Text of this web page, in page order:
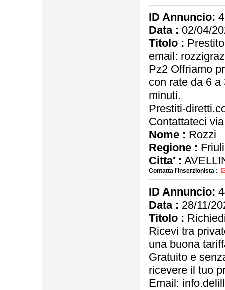
ID Annuncio:
Data : 02/04/
Titolo :
email:
Pz2 Offriamo
con rate da 6
minuti.
Prestiti-
Contattateci
Nome : Rozzi
Regione :
Citta' :
Contatta l'inserzionista :
ID Annuncio:
Data : 28/11/
Titolo :
Ricevi tra
una buona
Gratuito e
ricevere il tuo
Email: